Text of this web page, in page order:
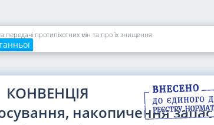
протипіхотних мін та про їх знищення
КОНВЕНЦІЯ
накопичення